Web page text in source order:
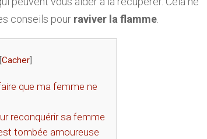
conseils pour raviver la flamme
[Cacher]
que ma femme ne
reconquérir sa femme
tombée amoureuse